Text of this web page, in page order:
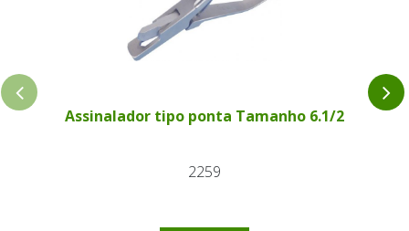
Assinalador tipo ponta Tamanho 6.1/2
2259